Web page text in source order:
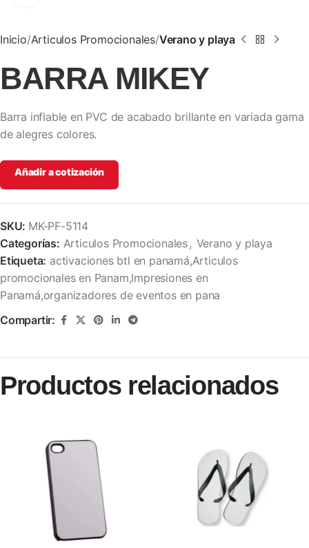
Inicio Articulos Promocionales Verano y playa
BARRA MIKEY
Barra inflable en PVC de acabado brillante en variada gama
de alegres colores.
Añadir a cotización
SKU: MK-PF-5114
Categorías: Articulos Promocionales , Verano y playa
Etiqueta: activaciones btl en panamá,Articulos
promocionales en Panam,Impresiones en
Panamá,organizadores de eventos en pana
Compartir:
Productos relacionados